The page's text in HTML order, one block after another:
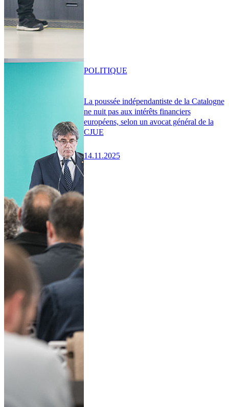
La poussée indépendantiste de la Catalogne
ne nuit pas aux intérêts financiers
européens, selon un avocat général de la
CJUE
14.11.2025
POLITIQUE